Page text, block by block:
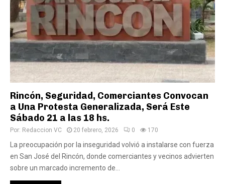
Rincón, Seguridad, Comerciantes Convocan
a Una Protesta Generalizada, Será Este
Sábado 21 a las 18 hs.
Por: Redaccion VC 20 febrero, 2026 0 170
La preocupación por la inseguridad volvió a instalarse con fuerza
en San José del Rincón, donde comerciantes y vecinos advierten
sobre un marcado incremento de...